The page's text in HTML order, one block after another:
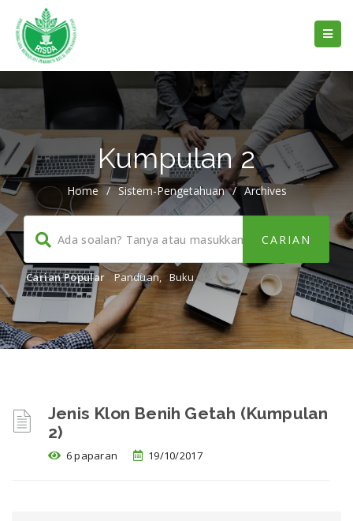
Kumpulan 2
Home / Sistem-Pengetahuan / Archives
Carian Popular Panduan, Buku
Jenis Klon Benih Getah (Kumpulan
2)
6 paparan 19/10/2017